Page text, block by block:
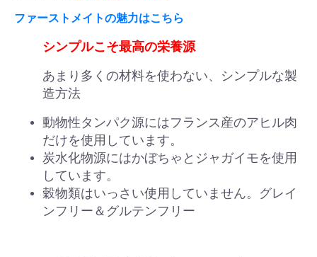
ファーストメイトの魅力はこちら
シンプルこそ最高の栄養源
あまり多くの材料を使わない、シンプルな製
造方法
動物性タンパク源にはフランス産のアヒル肉
だけを使用しています。
炭水化物源にはかぼちゃとジャガイモを使用
しています。
穀物類はいっさい使用していません。グレイ
ンフリー＆グルテンフリー